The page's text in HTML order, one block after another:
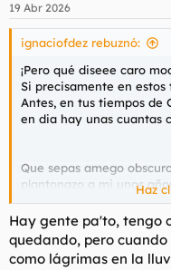
19 Abr 2026
ignaciofdez rebuznó:
¡Pero qué diseee caro
Si precisamente en
Antes, en tus tiempos de
en dia hay unas cuantas
Que sepas amego
plantonazo a mi unos
A mi me plantonean
K#rmal quedas por el
Haz
Hay gente pa'to, tengo
quedando, pero
como lágrimas en la